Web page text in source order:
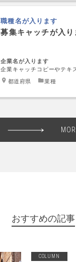
職種名が入ります
募集キャッチが入り
企業名が入ります
企業キャッチコピーやテキ
都道府県 業種
おすすめの記事
COLUMN